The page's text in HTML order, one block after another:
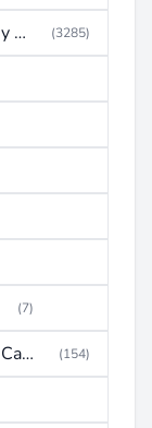
Autoradio (Potencias, Radios y DVD) (3285)
(7)
Caja Registradora (Electronic Cash Register) (154)